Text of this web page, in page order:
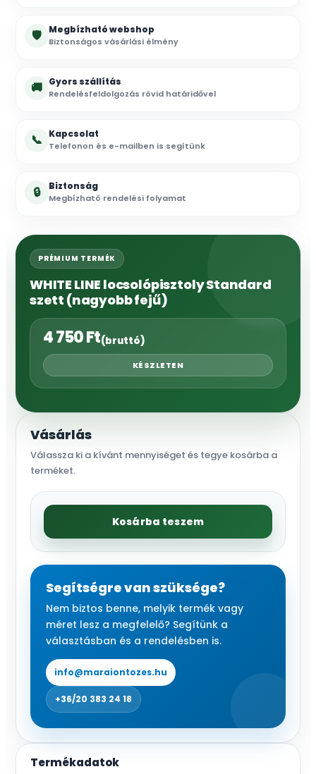
🛡 Megbízható webshop
Biztonságos vásárlási élmény
🚚 Gyors szállítás
Rendelésfeldolgozás rövid határidővel
📞 Kapcsolat
Telefonon és e-mailben is segítünk
🔒 Biztonság
Megbízható rendelési folyamat
PRÉMIUM TERMÉK
WHITE LINE locsolópisztoly Standard
szett (nagyobb fejű)
4 750Ft(bruttó)
KÉSZLETEN
Vásárlás
Válassza ki a kívánt mennyiséget és tegye kosárba a
terméket.
WHITE
LINE
Standard
szett
(nagyobb
fejű)
mennyiség
Kosárba teszem
Segítségre van szüksége?
Nem biztos benne, melyik termék vagy
méret lesz a megfelelő? Segítünk a
választásban és a rendelésben is.
info@maraiontozes.hu
+36/20 383 24 18
Termékadatok